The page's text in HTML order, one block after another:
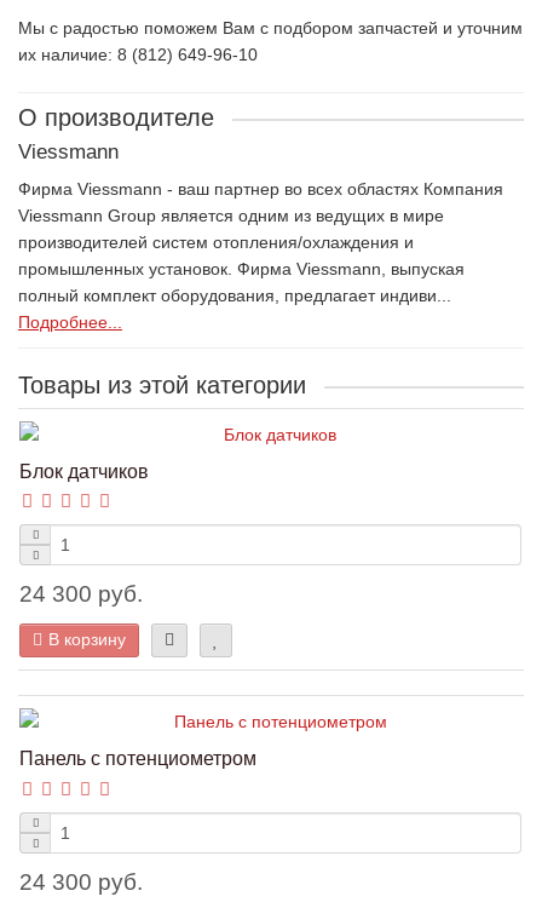
Мы с радостью поможем Вам с подбором запчастей и уточним
их наличие: 8 (812) 649-96-10
О производителе
Viessmann
Фирма Viessmann - ваш партнер во всех областях Компания
Viessmann Group является одним из ведущих в мире
производителей систем отопления/охлаждения и
промышленных установок. Фирма Viessmann, выпуская
полный комплект оборудования, предлагает индиви...
Подробнее...
Товары из этой категории
Блок датчиков
24 300 руб.
В корзину
Панель с потенциометром
24 300 руб.